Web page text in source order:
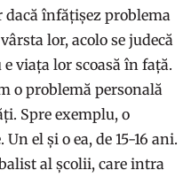
dacă înfățișez problema
lor, acolo se judecă
viața lor scoasă în față.
o problemă personală
Spre exemplu, o
el și o ea, de 15-16 ani.
al școlii, care intra